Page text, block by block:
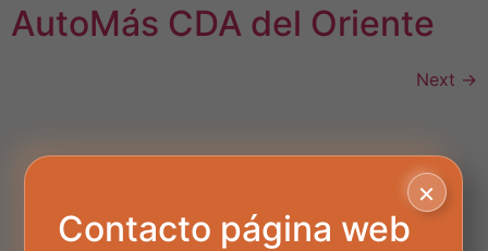
AutoMás CDA del Oriente
Next →
×
Contacto página web